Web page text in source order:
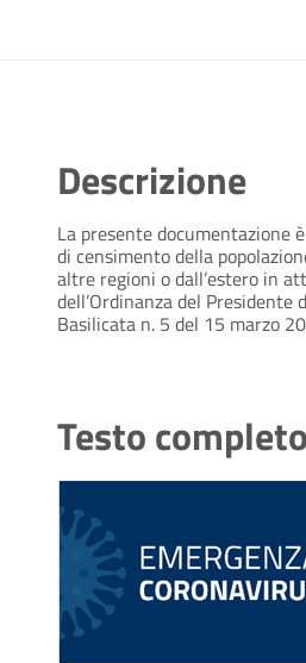
Descrizione
La presente documentazione
di censimento della
altre regioni o dall’estero in
dell’Ordinanza del Presidente
Basilicata n. 5 del 15 marzo
Testo completo